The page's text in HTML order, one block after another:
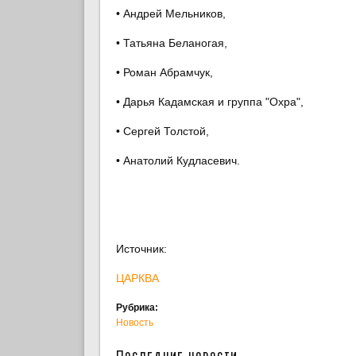
• Андрей Мельников,
• Татьяна Беланогая,
• Роман Абрамчук,
• Дарья Кадамская и группа "Охра",
• Сергей Толстой,
• Анатолий Кудласевич.
Источник:
ЦАРКВА
Рубрика:
Новость